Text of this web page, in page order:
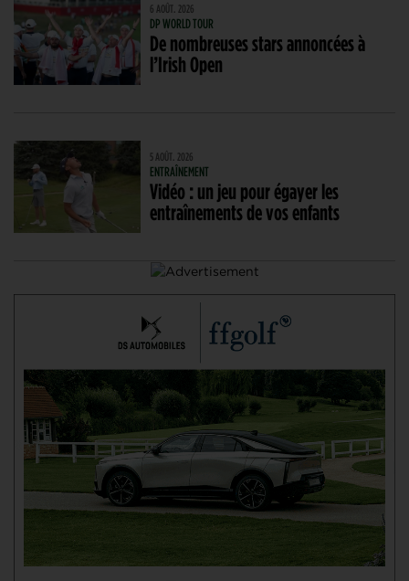
6 AOÛT. 2026
DP WORLD TOUR
De nombreuses stars annoncées à
l’Irish Open
5 AOÛT. 2026
ENTRAÎNEMENT
Vidéo : un jeu pour égayer les
entraînements de vos enfants